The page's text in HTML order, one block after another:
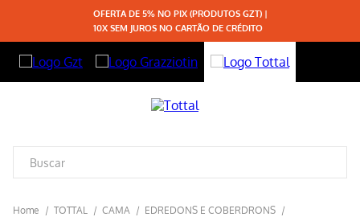
OFERTA DE 5% NO PIX (PRODUTOS GZT) |
10X SEM JUROS NO CARTÃO DE CRÉDITO
TOTTAL CAMA
EDREDONS E COBERDRONS